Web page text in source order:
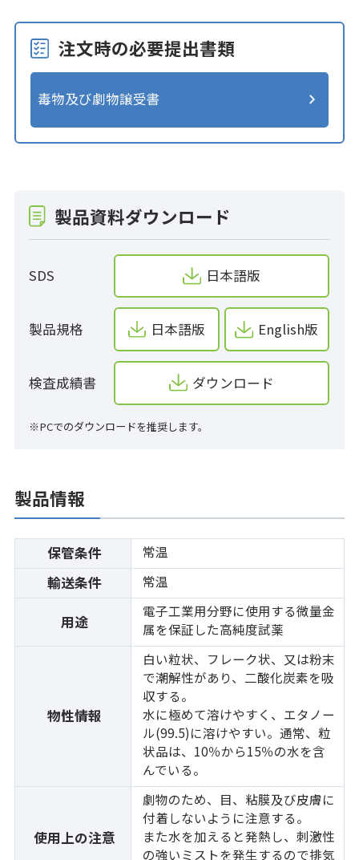
注文時の必要提出書類
毒物及び劇物譲受書
製品資料ダウンロード
SDS 日本語版
製品規格 日本語版 English版
検査成績書 ダウンロード
※PCでのダウンロードを推奨します。
製品情報
保管条件 常温
輸送条件 常温
用途
電子工業用分野に使用する微量金
属を保証した高純度試薬
物性情報
白い粒状、フレーク状、又は粉末
で潮解性があり、二酸化炭素を吸
収する。
水に極めて溶けやすく、エタノー
ル(99.5)に溶けやすい。通常、粒
状品は、10％から15％の水を含
んでいる。
使用上の注意
劇物のため、目、粘膜及び皮膚に
付着しないように注意する。
また水を加えると発熱し、刺激性
の強いミストを発生するので排気